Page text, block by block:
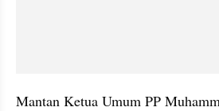
Mantan Ketua Umum PP